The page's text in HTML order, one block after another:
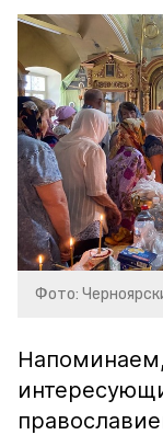
Фото: